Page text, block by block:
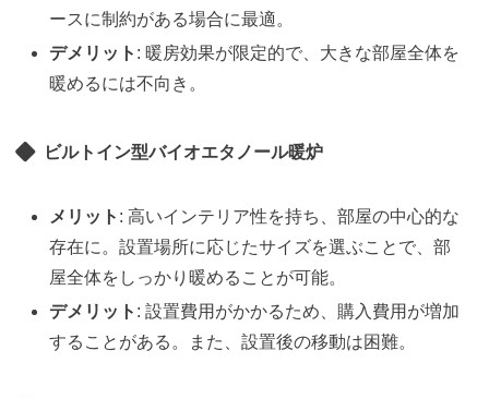
ースに制約がある場合に最適。
デメリット : 暖房効果が限定的で、大きな部屋全体を
暖めるには不向き。
ビルトイン型バイオエタノール暖炉
メリット : 高いインテリア性を持ち、部屋の中心的な
存在に。設置場所に応じたサイズを選ぶことで、部
屋全体をしっかり暖めることが可能。
デメリット : 設置費用がかかるため、購入費用が増加
することがある。また、設置後の移動は困難。